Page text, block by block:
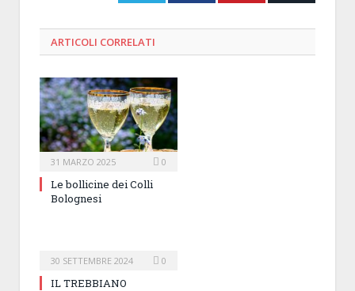
ARTICOLI CORRELATI
31 MARZO 2025 0
Le bollicine dei Colli
Bolognesi
30 SETTEMBRE 2024 0
IL TREBBIANO